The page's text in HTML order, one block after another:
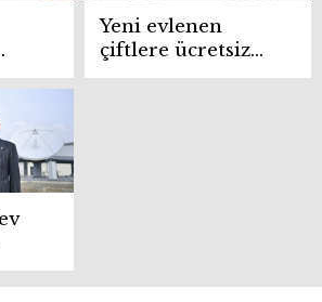
Yeni evlenen
çiftlere ücretsiz
internet imkanı!